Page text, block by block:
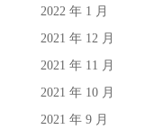
2022 年 1 月
2021 年 12 月
2021 年 11 月
2021 年 10 月
2021 年 9 月